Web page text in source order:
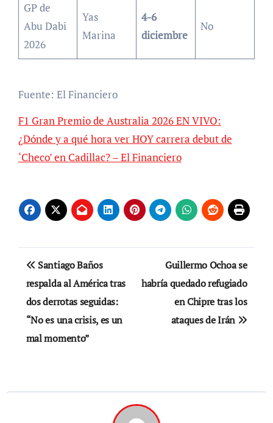
GP de
Abu Dabi
2026
Yas
Marina
4-6
diciembre
No
Fuente: El Financiero
F1 Gran Premio de Australia 2026 EN VIVO:
¿Dónde y a qué hora ver HOY carrera debut de
‘Checo’ en Cadillac? – El Financiero
Navegación
de
entradas
Santiago Baños
respalda al América tras
dos derrotas seguidas:
“No es una crisis, es un
mal momento”
Guillermo Ochoa se
habría quedado refugiado
en Chipre tras los
ataques de Irán